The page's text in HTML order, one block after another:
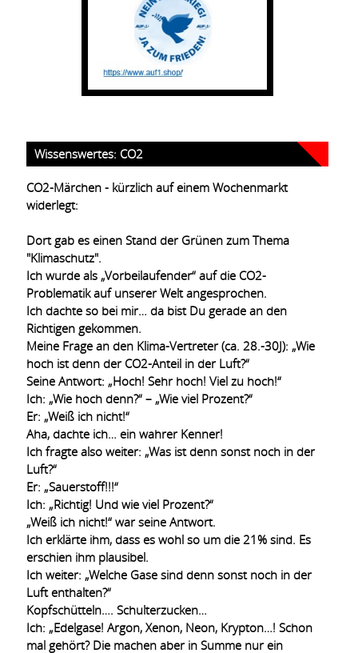
Wissenswertes: CO2
CO2-Märchen - kürzlich auf einem Wochenmarkt
widerlegt:
Dort gab es einen Stand der Grünen zum Thema
"Klimaschutz".
Ich wurde als „Vorbeilaufender“ auf die CO2-
Problematik auf unserer Welt angesprochen.
Ich dachte so bei mir… da bist Du gerade an den
Richtigen gekommen.
Meine Frage an den Klima-Vertreter (ca. 28.-30J): „Wie
hoch ist denn der CO2-Anteil in der Luft?“
Seine Antwort: „Hoch! Sehr hoch! Viel zu hoch!“
Ich: „Wie hoch denn?“ – „Wie viel Prozent?“
Er: „Weiß ich nicht!“
Aha, dachte ich… ein wahrer Kenner!
Ich fragte also weiter: „Was ist denn sonst noch in der
Luft?“
Er: „Sauerstoff!!!“
Ich: „Richtig! Und wie viel Prozent?“
„Weiß ich nicht!“ war seine Antwort.
Ich erklärte ihm, dass es wohl so um die 21% sind. Es
erschien ihm plausibel.
Ich weiter: „Welche Gase sind denn sonst noch in der
Luft enthalten?“
Kopfschütteln…. Schulterzucken…
Ich: „Edelgase! Argon, Xenon, Neon, Krypton…! Schon
mal gehört? Die machen aber in Summe nur ein